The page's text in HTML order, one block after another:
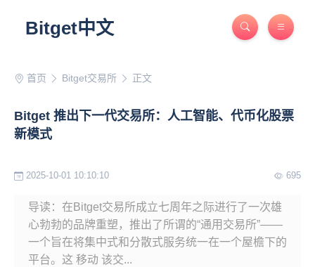
Bitget中文
首页 Bitget交易所 正文
Bitget 推出下一代交易所：人工智能、代币化股票
新模式
2025-10-01 10:10:10 695
导读：在Bitget交易所成立七周年之际进行了一次雄
心勃勃的品牌重塑，推出了所谓的“通用交易所”——
一个旨在将集中式和分散式服务统一在一个屋檐下的
平台。这 移动 该交...